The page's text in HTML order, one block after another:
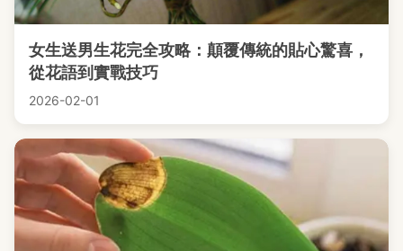
女生送男生花完全攻略：顛覆傳統的貼心驚喜，
從花語到實戰技巧
2026-02-01